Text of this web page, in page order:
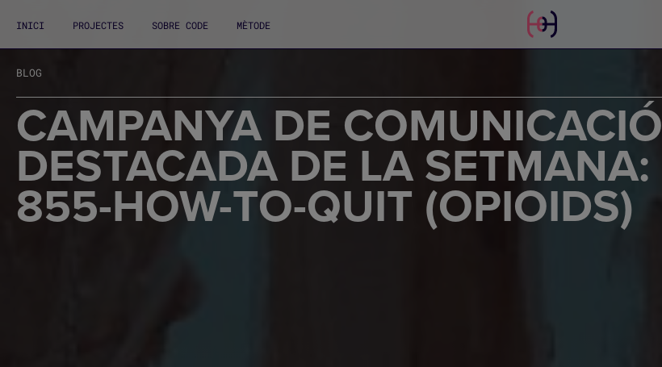
INICI PROJECTES SOBRE CODE MÈTODE
BLOG
CAMPANYA DE COMUNICACIÓ
DESTACADA DE LA SETMANA:
855-HOW-TO-QUIT (OPIOIDS)